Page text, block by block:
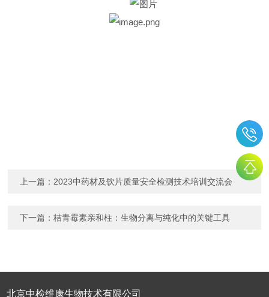
上一篇： 2023中药材及饮片质量安全检测技术培训交流会
下一篇：桔青霉素亲和柱：生物分离与纯化中的关键工具
北京中检维康生物技术有限公司